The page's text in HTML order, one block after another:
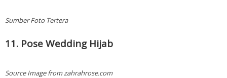
Sumber Foto Tertera
11. Pose Wedding Hijab
Source Image from zahrahrose.com